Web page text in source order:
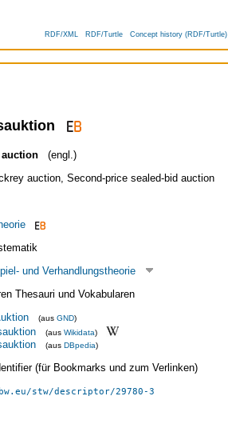
RDF/XML RDF/Turtle Concept history (RDF/Turtle)
(engl.)
auction, Second-price sealed-bid auction
und Verhandlungstheorie
Thesauri und Vokabularen
(aus GND)
(aus Wikidata)
(aus DBpedia)
(für Bookmarks und zum Verlinken)
stw/descriptor/29780-3